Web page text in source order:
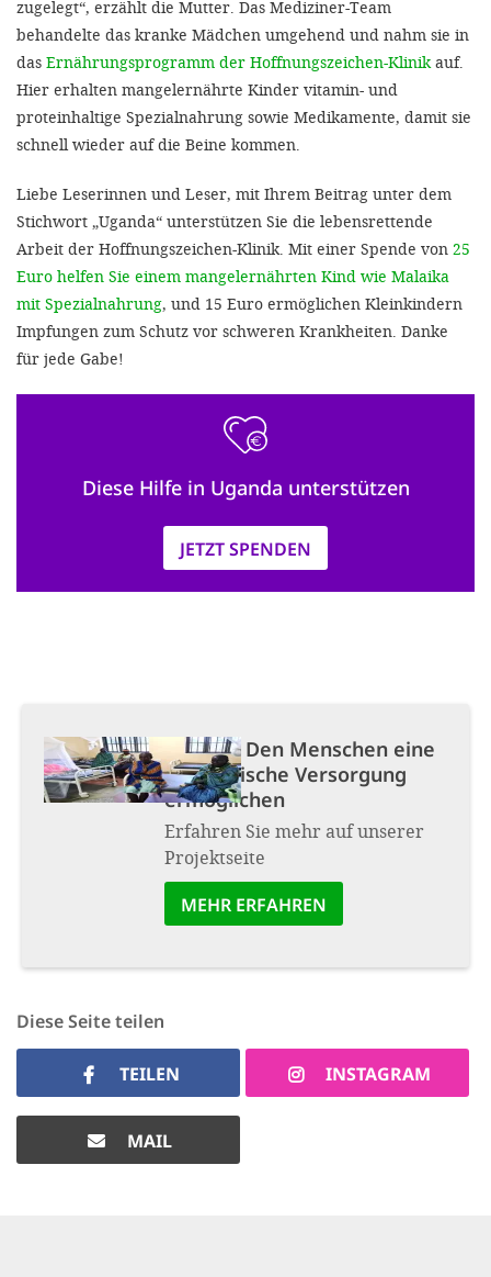
zugelegt“, erzählt die Mutter. Das Mediziner-Team
behandelte das kranke Mädchen umgehend und nahm sie in
das Ernährungsprogramm der Hoffnungszeichen-Klinik auf.
Hier erhalten mangelernährte Kinder vitamin- und
proteinhaltige Spezialnahrung sowie Medikamente, damit sie
schnell wieder auf die Beine kommen.
Liebe Leserinnen und Leser, mit Ihrem Beitrag unter dem
Stichwort „Uganda“ unterstützen Sie die lebensrettende
Arbeit der Hoffnungszeichen-Klinik. Mit einer Spende von 25
Euro helfen Sie einem mangelernährten Kind wie Malaika
mit Spezialnahrung, und 15 Euro ermöglichen Kleinkindern
Impfungen zum Schutz vor schweren Krankheiten. Danke
für jede Gabe!
Diese Hilfe in Uganda unterstützen
JETZT SPENDEN
Projekt: Den Menschen eine
medizinische Versorgung
ermöglichen
Erfahren Sie mehr auf unserer
Projektseite
MEHR ERFAHREN
Diese Seite teilen
TEILEN INSTAGRAM
MAIL